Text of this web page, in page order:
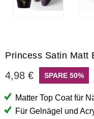
Princess Satin Matt
4,98 € SPARE 50%
Matter Top Coat für
Für Gelnägel und